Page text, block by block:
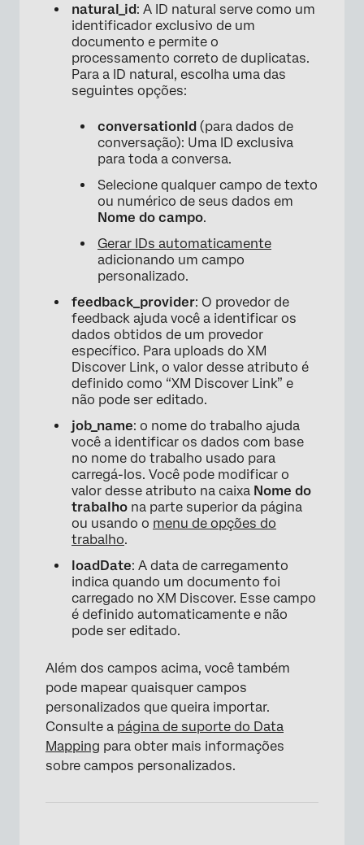
natural_id: A ID natural serve como um
identificador exclusivo de um
documento e permite o
processamento correto de duplicatas.
Para a ID natural, escolha uma das
seguintes opções:
conversationId (para dados de
conversação): Uma ID exclusiva
para toda a conversa.
Selecione qualquer campo de texto
ou numérico de seus dados em
Nome do campo.
Gerar IDs automaticamente
adicionando um campo
personalizado.
feedback_provider: O provedor de
feedback ajuda você a identificar os
dados obtidos de um provedor
específico. Para uploads do XM
Discover Link, o valor desse atributo é
definido como “XM Discover Link” e
não pode ser editado.
job_name: o nome do trabalho ajuda
você a identificar os dados com base
no nome do trabalho usado para
carregá-los. Você pode modificar o
valor desse atributo na caixa Nome do
trabalho na parte superior da página
ou usando o menu de opções do
trabalho.
loadDate: A data de carregamento
indica quando um documento foi
carregado no XM Discover. Esse campo
é definido automaticamente e não
pode ser editado.
Além dos campos acima, você também
pode mapear quaisquer campos
personalizados que queira importar.
Consulte a página de suporte do Data
Mapping para obter mais informações
sobre campos personalizados.